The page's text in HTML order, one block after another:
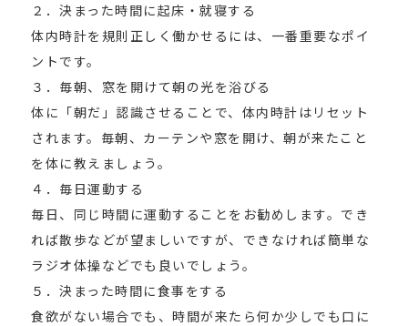
２．決まった時間に起床・就寝する
体内時計を規則正しく働かせるには、一番重要なポイ
ントです。
３．毎朝、窓を開けて朝の光を浴びる
体に「朝だ」認識させることで、体内時計はリセット
されます。毎朝、カーテンや窓を開け、朝が来たこと
を体に教えましょう。
４．毎日運動する
毎日、同じ時間に運動することをお勧めします。でき
れば散歩などが望ましいですが、できなければ簡単な
ラジオ体操などでも良いでしょう。
５．決まった時間に食事をする
食欲がない場合でも、時間が来たら何か少しでも口に